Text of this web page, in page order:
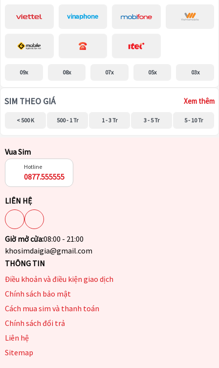
09x 08x 07x 05x 03x
SIM THEO GIÁ Xem thêm
< 500 K 500 - 1 Tr 1 - 3 Tr 3 - 5 Tr 5 - 10 Tr
Vua Sim
Hotline
0877.555555
LIÊN HỆ
Giờ mở cửa:08:00 - 21:00
khosimdaigia@gmail.com
THÔNG TIN
Điều khoản và điều kiện giao dịch
Chính sách bảo mật
Cách mua sim và thanh toán
Chính sách đổi trả
Liên hệ
Sitemap